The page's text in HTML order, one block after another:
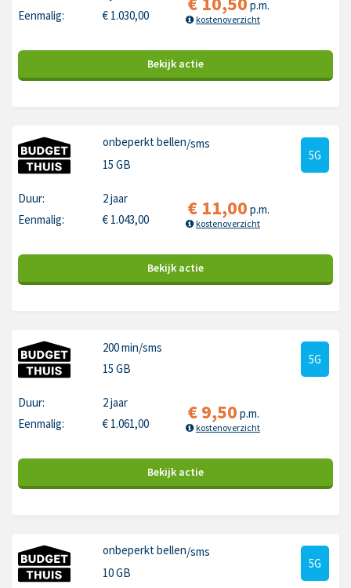
Eenmalig:
€ 1.030,00
p.m.
kostenoverzicht
Bekijk actie
onbeperkt bellen/sms
15 GB
5G
Duur:
2 jaar
Eenmalig:
€ 1.043,00 € 11,00 p.m.
kostenoverzicht
Bekijk actie
200 min/sms
15 GB
5G
Duur:
2 jaar
Eenmalig:
€ 1.061,00 €9,50 p.m.
kostenoverzicht
Bekijk actie
onbeperkt bellen/sms
10 GB
5G